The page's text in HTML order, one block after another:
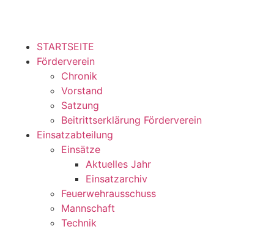
STARTSEITE
Förderverein
Chronik
Vorstand
Satzung
Beitrittserklärung Förderverein
Einsatzabteilung
Einsätze
Aktuelles Jahr
Einsatzarchiv
Feuerwehrausschuss
Mannschaft
Technik